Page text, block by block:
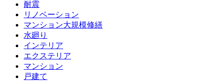
耐震
リノベーション
マンション大規模修繕
水廻り
インテリア
エクステリア
マンション
戸建て